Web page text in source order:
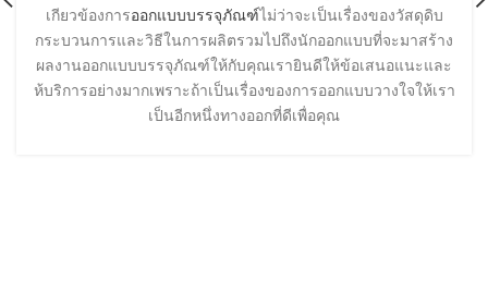
เกียวข้องการออกแบบบรรจุภัณฑ์ไม่ว่าจะเป็นเรื่องของวัสดุดิบ
กระบวนการและวิธีในการผลิตรวมไปถึงนักออกแบบที่จะมาสร้าง
ผลงานออกแบบบรรจุภัณฑ์ให้กับคุณเรายินดีให้ข้อเสนอแนะและ
ห้บริการอย่างมากเพราะถ้าเป็นเรื่องของการออกแบบวางใจให้เรา
เป็นอีกหนึ่งทางออกที่ดีเพื่อคุณ